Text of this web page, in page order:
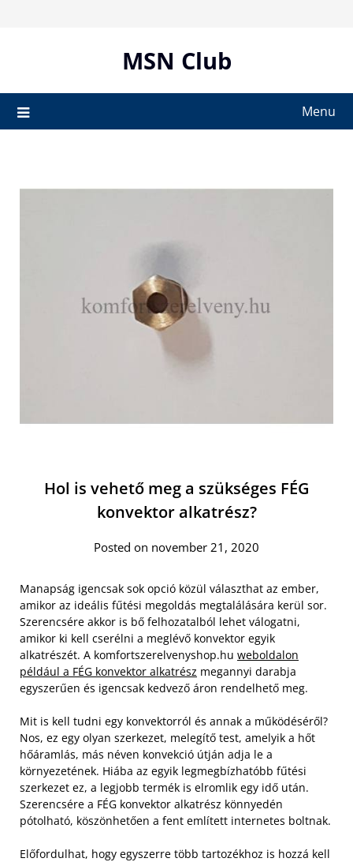
MSN Club
Menu
Hol is vehető meg a szükséges FÉG
konvektor alkatrész?
Posted on november 21, 2020
Manapság igencsak sok opció közül választhat az ember,
amikor az ideális fűtési megoldás megtalálására kerül sor.
Szerencsére akkor is bő felhozatalból lehet válogatni,
amikor ki kell cserélni a meglévő konvektor egyik
alkatrészét. A komfortszerelvenyshop.hu weboldalon
például a FÉG konvektor alkatrész megannyi darabja
egyszerűen és igencsak kedvező áron rendelhető meg.
Mit is kell tudni egy konvektorról és annak a működéséről?
Nos, ez egy olyan szerkezet, melegítő test, amelyik a hőt
hőáramlás, más néven konvekció útján adja le a
környezetének. Hiába az egyik legmegbízhatóbb fűtési
szerkezet ez, a legjobb termék is elromlik egy idő után.
Szerencsére a FÉG konvektor alkatrész könnyedén
pótolható, köszönhetően a fent említett internetes boltnak.
Előfordulhat, hogy egyszerre több tartozékhoz is hozzá kell